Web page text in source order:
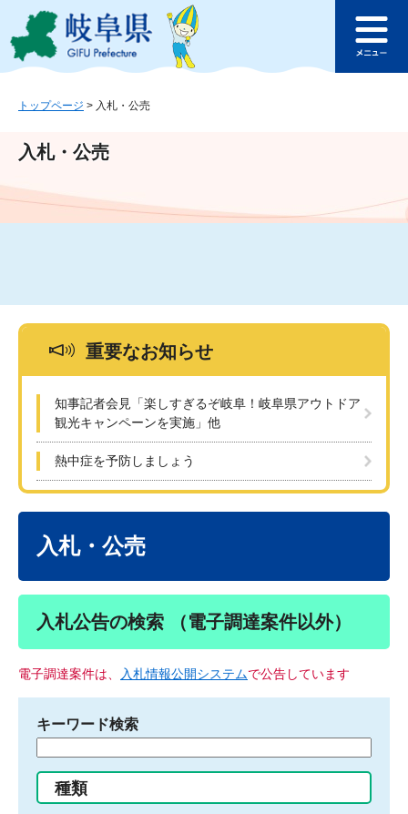
ジ
ュ
文
このページの本文へ
ュ
トップページ > 入札・公売
入札・公売
重要なお知らせ
知事記者会見「楽しすぎるぞ岐阜！岐阜県アウトドア
観光キャンペーンを実施」他
熱中症を予防しましょう
入札・公売
入札公告の検索 （電子調達案件以外）
電子調達案件は、 入札情報公開システムで公告しています
キーワード検索
る
種類